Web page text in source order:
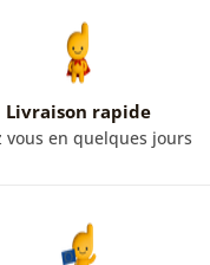
Livraison rapide
vous en quelques jours